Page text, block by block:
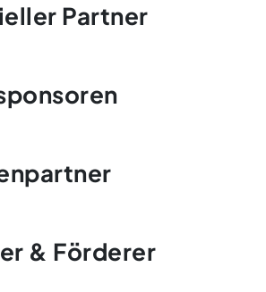
Partner
& Förderer